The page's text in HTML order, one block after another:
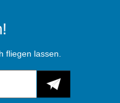
fliegen lassen.